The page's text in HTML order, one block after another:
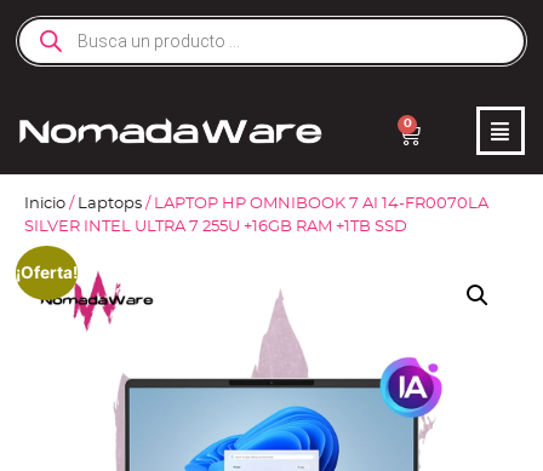
0
Inicio / Laptops / LAPTOP HP OMNIBOOK 7 AI 14-FR0070LA
SILVER INTEL ULTRA 7 255U +16GB RAM +1TB SSD
¡Oferta!